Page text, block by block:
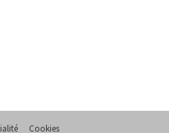
Cookies